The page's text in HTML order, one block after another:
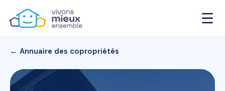
☰
← Annuaire des copropriétés